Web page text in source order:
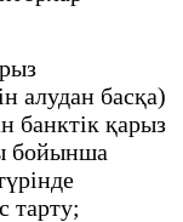
алудан басқа)
банктік қарыз
бойынша
тарту;